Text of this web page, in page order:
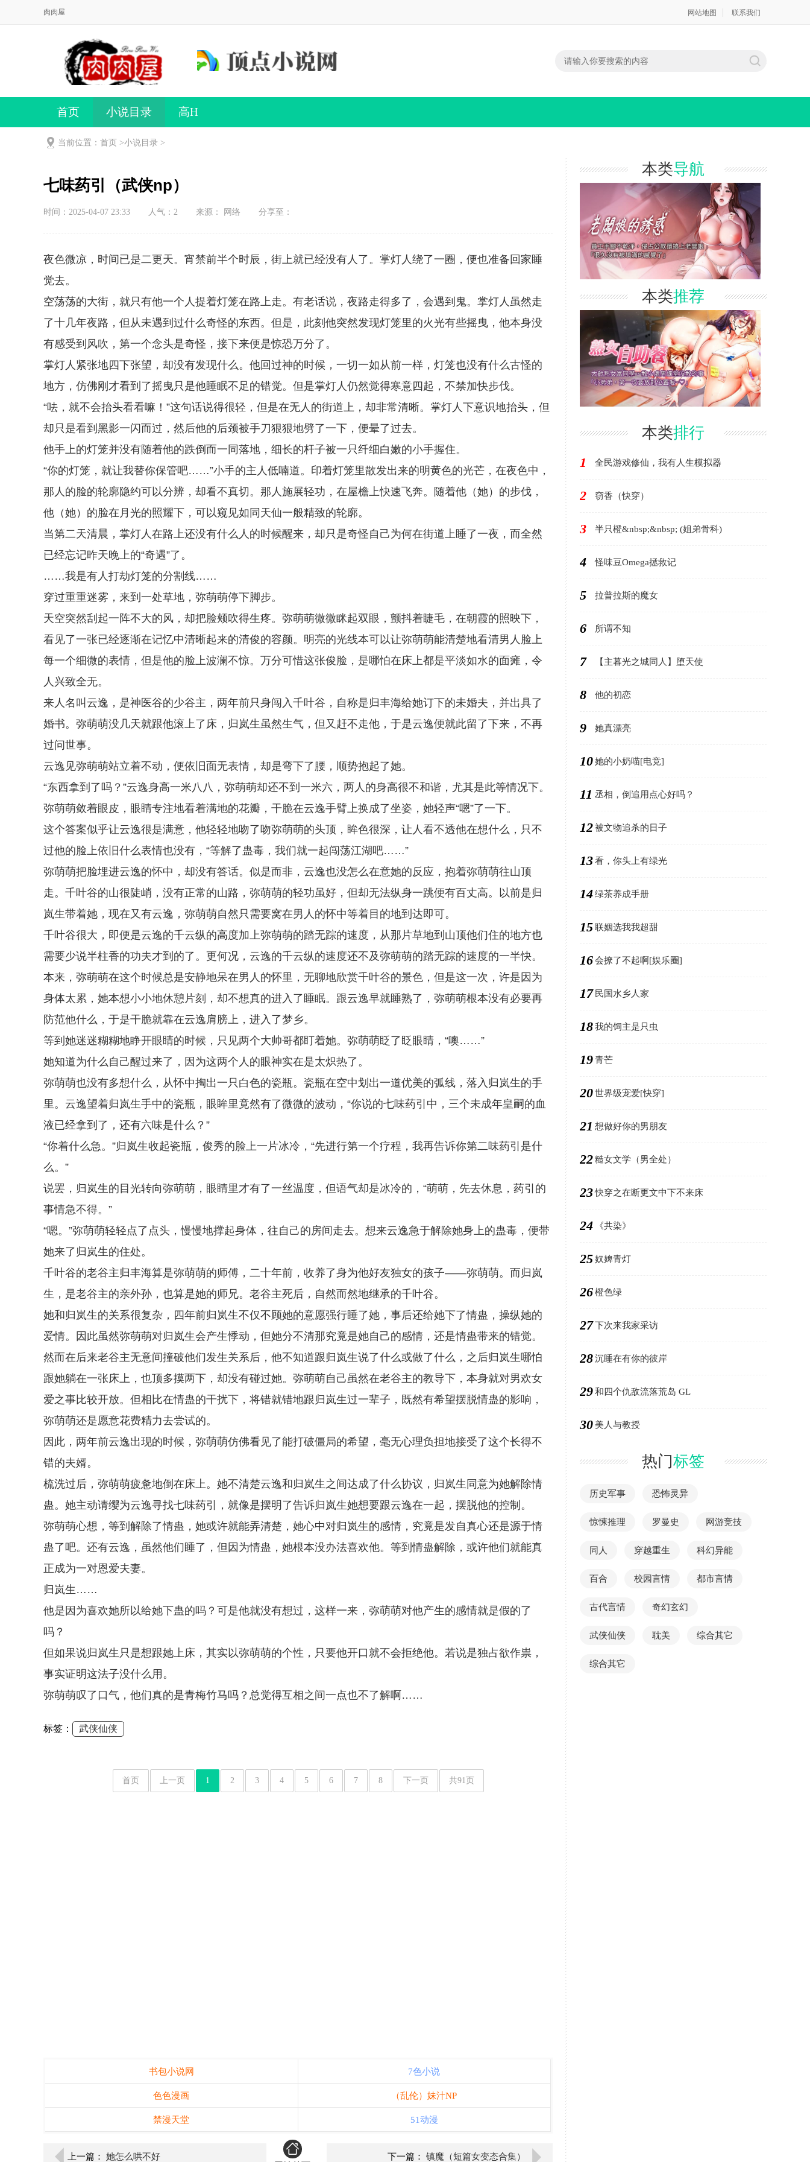
肉肉屋 网站地图 联系我们
首页 小说目录 高H
当前位置：首页 >小说目录 >
七味药引（武侠np）
时间：2025-04-07 23:33 人气： 2 来源： 网络 分享至：
夜色微凉，时间已是二更天。宵禁前半个时辰，街上就已经没有人了。掌灯人绕了一圈，便也准备回家睡
觉去。
空荡荡的大街，就只有他一个人提着灯笼在路上走。有老话说，夜路走得多了，会遇到鬼。掌灯人虽然走
了十几年夜路，但从未遇到过什么奇怪的东西。但是，此刻他突然发现灯笼里的火光有些摇曳，他本身没
有感受到风吹，第一个念头是奇怪，接下来便是惊恐万分了。
掌灯人紧张地四下张望，却没有发现什么。他回过神的时候，一切一如从前一样，灯笼也没有什么古怪的
地方，仿佛刚才看到了摇曳只是他睡眠不足的错觉。但是掌灯人仍然觉得寒意四起，不禁加快步伐。
“呿，就不会抬头看看嘛！”这句话说得很轻，但是在无人的街道上，却非常清晰。掌灯人下意识地抬头，但
却只是看到黑影一闪而过，然后他的后颈被手刀狠狠地劈了一下，便晕了过去。
他手上的灯笼并没有随着他的跌倒而一同落地，细长的杆子被一只纤细白嫩的小手握住。
“你的灯笼，就让我替你保管吧……”小手的主人低喃道。印着灯笼里散发出来的明黄色的光芒，在夜色中，
那人的脸的轮廓隐约可以分辨，却看不真切。那人施展轻功，在屋檐上快速飞奔。随着他（她）的步伐，
他（她）的脸在月光的照耀下，可以窥见如同天仙一般精致的轮廓。
当第二天清晨，掌灯人在路上还没有什么人的时候醒来，却只是奇怪自己为何在街道上睡了一夜，而全然
已经忘记昨天晚上的“奇遇”了。
……我是有人打劫灯笼的分割线……
穿过重重迷雾，来到一处草地，弥萌萌停下脚步。
天空突然刮起一阵不大的风，却把脸颊吹得生疼。弥萌萌微微眯起双眼，颤抖着睫毛，在朝霞的照映下，
看见了一张已经逐渐在记忆中清晰起来的清俊的容颜。明亮的光线本可以让弥萌萌能清楚地看清男人脸上
每一个细微的表情，但是他的脸上波澜不惊。万分可惜这张俊脸，是哪怕在床上都是平淡如水的面瘫，令
人兴致全无。
来人名叫云逸，是神医谷的少谷主，两年前只身闯入千叶谷，自称是归丰海给她订下的未婚夫，并出具了
婚书。弥萌萌没几天就跟他滚上了床，归岚生虽然生气，但又赶不走他，于是云逸便就此留了下来，不再
过问世事。
云逸见弥萌萌站立着不动，便依旧面无表情，却是弯下了腰，顺势抱起了她。
“东西拿到了吗？”云逸身高一米八八，弥萌萌却还不到一米六，两人的身高很不和谐，尤其是此等情况下。
弥萌萌敛着眼皮，眼睛专注地看着满地的花瓣，干脆在云逸手臂上换成了坐姿，她轻声“嗯”了一下。
这个答案似乎让云逸很是满意，他轻轻地吻了吻弥萌萌的头顶，眸色很深，让人看不透他在想什么，只不
过他的脸上依旧什么表情也没有，“等解了蛊毒，我们就一起闯荡江湖吧……”
弥萌萌把脸埋进云逸的怀中，却没有答话。似是而非，云逸也没怎么在意她的反应，抱着弥萌萌往山顶
走。千叶谷的山很陡峭，没有正常的山路，弥萌萌的轻功虽好，但却无法纵身一跳便有百丈高。以前是归
岚生带着她，现在又有云逸，弥萌萌自然只需要窝在男人的怀中等着目的地到达即可。
千叶谷很大，即便是云逸的千云纵的高度加上弥萌萌的踏无踪的速度，从那片草地到山顶他们住的地方也
需要少说半柱香的功夫才到的了。更何况，云逸的千云纵的速度还不及弥萌萌的踏无踪的速度的一半快。
本来，弥萌萌在这个时候总是安静地呆在男人的怀里，无聊地欣赏千叶谷的景色，但是这一次，许是因为
身体太累，她本想小小地休憩片刻，却不想真的进入了睡眠。跟云逸早就睡熟了，弥萌萌根本没有必要再
防范他什么，于是干脆就靠在云逸肩膀上，进入了梦乡。
等到她迷迷糊糊地睁开眼睛的时候，只见两个大帅哥都盯着她。弥萌萌眨了眨眼睛，“噢……”
她知道为什么自己醒过来了，因为这两个人的眼神实在是太炽热了。
弥萌萌也没有多想什么，从怀中掏出一只白色的瓷瓶。瓷瓶在空中划出一道优美的弧线，落入归岚生的手
里。云逸望着归岚生手中的瓷瓶，眼眸里竟然有了微微的波动，“你说的七味药引中，三个未成年皇嗣的血
液已经拿到了，还有六味是什么？”
“你着什么急。”归岚生收起瓷瓶，俊秀的脸上一片冰冷，“先进行第一个疗程，我再告诉你第二味药引是什
么。”
说罢，归岚生的目光转向弥萌萌，眼睛里才有了一丝温度，但语气却是冰冷的，“萌萌，先去休息，药引的
事情急不得。”
“嗯。”弥萌萌轻轻点了点头，慢慢地撑起身体，往自己的房间走去。想来云逸急于解除她身上的蛊毒，便带
她来了归岚生的住处。
千叶谷的老谷主归丰海算是弥萌萌的师傅，二十年前，收养了身为他好友独女的孩子——弥萌萌。而归岚
生，是老谷主的亲外孙，也算是她的师兄。老谷主死后，自然而然地继承的千叶谷。
她和归岚生的关系很复杂，四年前归岚生不仅不顾她的意愿强行睡了她，事后还给她下了情蛊，操纵她的
爱情。因此虽然弥萌萌对归岚生会产生悸动，但她分不清那究竟是她自己的感情，还是情蛊带来的错觉。
然而在后来老谷主无意间撞破他们发生关系后，他不知道跟归岚生说了什么或做了什么，之后归岚生哪怕
跟她躺在一张床上，也顶多摸两下，却没有碰过她。弥萌萌自己虽然在老谷主的教导下，本身就对男欢女
爱之事比较开放。但相比在情蛊的干扰下，将错就错地跟归岚生过一辈子，既然有希望摆脱情蛊的影响，
弥萌萌还是愿意花费精力去尝试的。
因此，两年前云逸出现的时候，弥萌萌仿佛看见了能打破僵局的希望，毫无心理负担地接受了这个长得不
错的夫婿。
梳洗过后，弥萌萌疲惫地倒在床上。她不清楚云逸和归岚生之间达成了什么协议，归岚生同意为她解除情
蛊。她主动请缨为云逸寻找七味药引，就像是摆明了告诉归岚生她想要跟云逸在一起，摆脱他的控制。
弥萌萌心想，等到解除了情蛊，她或许就能弄清楚，她心中对归岚生的感情，究竟是发自真心还是源于情
蛊了吧。还有云逸，虽然他们睡了，但因为情蛊，她根本没办法喜欢他。等到情蛊解除，或许他们就能真
正成为一对恩爱夫妻。
归岚生……
他是因为喜欢她所以给她下蛊的吗？可是他就没有想过，这样一来，弥萌萌对他产生的感情就是假的了
吗？
但如果说归岚生只是想跟她上床，其实以弥萌萌的个性，只要他开口就不会拒绝他。若说是独占欲作祟，
事实证明这法子没什么用。
弥萌萌叹了口气，他们真的是青梅竹马吗？总觉得互相之间一点也不了解啊……
标签： 武侠仙侠
首页 上一页 1 2 3 4 5 6 7 8 下一页 共91页
书包小说网 7色小说
色色漫画 （乱伦）妹汁NP
禁漫天堂 51动漫
上一篇： 她怎么哄不好
下一篇： 镇魔（短篇女变态合集）
本类导航
本类推荐
本类排行
1 全民游戏修仙，我有人生模拟器
2 窃香（快穿）
3 半只橙&nbsp;&nbsp; (姐弟骨科)
4 怪味豆Omega拯救记
5 拉普拉斯的魔女
6 所谓不知
7 【主暮光之城同人】堕天使
8 他的初恋
9 她真漂亮
10她的小奶喵[电竞]
11 丞相，倒追用点心好吗？
12被文物追杀的日子
13看，你头上有绿光
14绿茶养成手册
15联姻选我我超甜
16会撩了不起啊[娱乐圈]
17 民国水乡人家
18我的饲主是只虫
19青芒
20世界级宠爱[快穿]
21 想做好你的男朋友
22糙女文学（男全处）
23快穿之在断更文中下不来床
24 《共染》
25奴婢青灯
26橙色绿
27下次来我家采访
28沉睡在有你的彼岸
29和四个仇敌流落荒岛 GL
30 美人与教授
热门标签
历史军事 恐怖灵异
惊悚推理 罗曼史 网游竞技
同人 穿越重生 科幻异能
百合 校园言情 都市言情
古代言情 奇幻玄幻
武侠仙侠 耽美 综合其它
综合其它